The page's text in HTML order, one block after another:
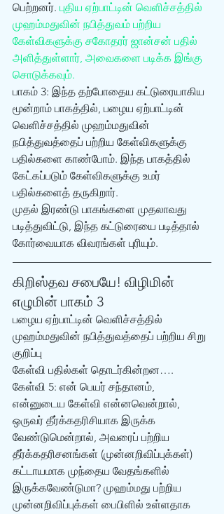
பெற்றனர். புதிய ஏற்பாட்டின் வெளிச்சத்தில்
முஹம்மதுவின் நபித்துவம் பற்றிய
கேள்விகளுக்கு சகோதரர் ஜான்சன் பதில்
அளித்துள்ளார், அவைகளை படிக்க இங்கு
சொடுக்கவும்.
பாகம் 3: இந்த தற்போதைய கட்டுரையாகிய
மூன்றாம் பாகத்தில், பழைய ஏற்பாட்டின்
வெளிச்சத்தில் முஹம்மதுவின்
நபித்துவத்தைப் பற்றிய கேள்விகளுக்கு
பதில்களை காண்போம். இந்த பாகத்தில்
கேட்கப்படும் கேள்விகளுக்கு உமர்
பதில்களைத் தருகிறார்.
முதல் இரண்டு பாகங்களை முதலாவது
படித்துவிட்டு, இந்த கட்டுரையை படித்தால்
கோர்வையாக விவரங்கள் புரியும்.
கிறிஸ்தவ சபையே! விழிமின்
எழுமின் பாகம் 3
பழைய ஏற்பாட்டின் வெளிச்சத்தில்
முஹம்மதுவின் நபித்துவத்தைப் பற்றிய சிறு
குறிப்பு
கேள்வி பதில்கள் தொடர்கின்றன….
கேள்வி 5: என் பெயர் சந்தானம்,
என்னுடைய கேள்வி என்னவென்றால்,
ஒருவர் தீர்க்கதரிசியாக இருக்க
வேண்டுமென்றால், அவரைப் பற்றிய
தீர்க்கதரிசனங்கள் (முன்னறிவிப்புக்கள்)
கட்டாயமாக முந்தைய வேதங்களில்
இருக்கவேண்டுமா? முஹம்மது பற்றிய
முன்னறிவிப்புக்கள் பைபிளில் உள்ளதாக